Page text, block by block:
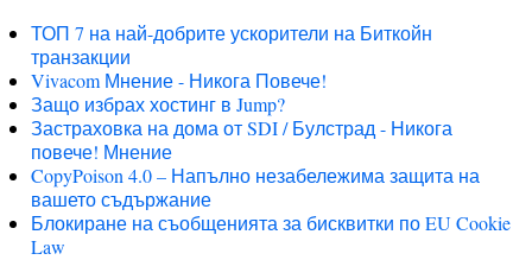
ТОП 7 на най-добрите ускорители на Биткойн
транзакции
Vivacom Мнение - Никога Повече!
Защо избрах хостинг в Jump?
Застраховка на дома от SDI / Булстрад - Никога
повече! Мнение
CopyPoison 4.0 – Напълно незабележима защита на
вашето съдържание
Блокиране на съобщенията за бисквитки по EU Cookie
Law